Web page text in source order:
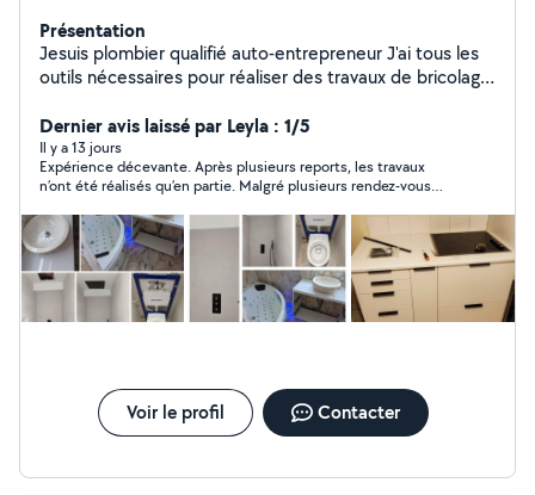
Présentation
Jesuis plombier qualifié auto-entrepreneur J'ai tous les
outils nécessaires pour réaliser des travaux de bricolage
peint et rénovation sdb N'hésitez pas à me solliciter
Dernier avis laissé par Leyla : 1/5
Il y a 13 jours
Expérience décevante. Après plusieurs reports, les travaux
n’ont été réalisés qu’en partie. Malgré plusieurs rendez-vous
différents imprévus, puis a fini par ne plus répondre à mes
messages. J’avais avancé de l’argent pour le matériel et il me
reste encore 40 € que je n’ai jamais récupérés. Dommage, car
le travail réalisé était correct, mais le manque de sérieux, de
fiabilité et de communication ne me permet pas de
recommander cette personne.
Voir le profil Contacter